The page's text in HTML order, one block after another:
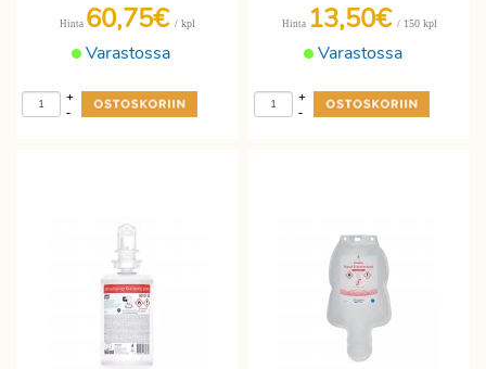
Varastossa
Hinta 60,75€ / kpl
-
+
Varastossa
Hinta 13,50€ / 150 kpl
-
+